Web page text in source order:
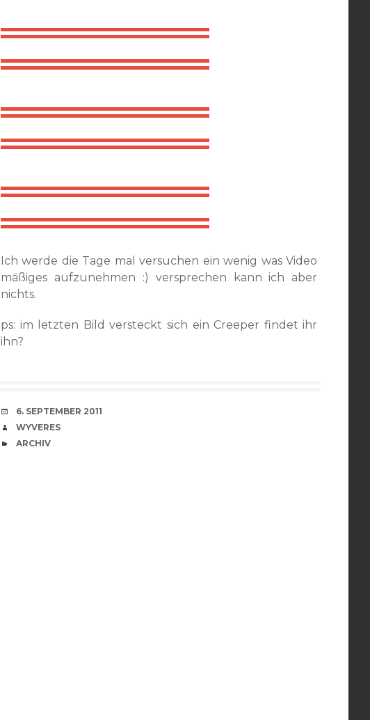
Ich werde die Tage mal versuchen ein wenig was Video
mäßiges aufzunehmen :) versprechen kann ich aber
nichts.
ps: im letzten Bild versteckt sich ein Creeper findet ihr
ihn?
VERABREDUNG
6. SEPTEMBER 2011
VERFASSER
WYVERES
CATEGORIES
ARCHIV